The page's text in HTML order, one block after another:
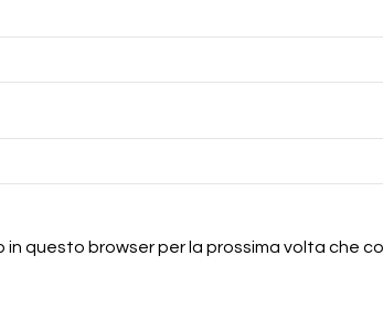
in questo browser per la prossima volta che